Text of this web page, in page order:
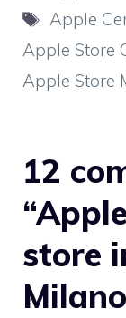
Tag
Apple
Apple Store
Apple Store
12
store